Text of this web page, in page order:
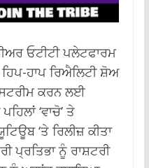
ਓਟੀਟੀ ਪਲੇਟਫਾਰਮ
ਹਿਪ-ਹਾਪ ਰਿਐਲਿਟੀ ਸ਼ੋਅ
ਸਟਰੀਮ ਕਰਨ ਲਈ
‘ਵਾਚੋ’ ਤੇ
‘ਤੇ ਰਿਲੀਜ਼ ਕੀਤਾ
ਪ੍ਰਤਿਭਾ ਨੂੰ ਰਾਸ਼ਟਰੀ